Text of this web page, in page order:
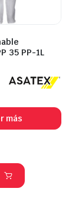
35 PP-1L
más